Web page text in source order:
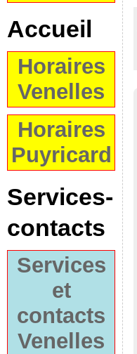
Accueil
Horaires
Venelles
Horaires
Puyricard
Services-
contacts
Services
et
contacts
Venelles